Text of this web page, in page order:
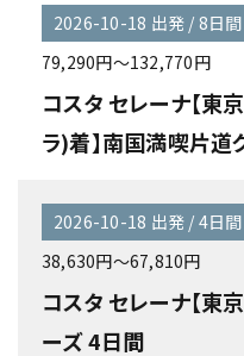
2026-10-18 出発 / 8日間
79,290円～132,770円
コスタ セレーナ【東
ラ)着】南国満喫片道
2026-10-18 出発 / 4日間
38,630円～67,810円
コスタ セレーナ【東
ーズ 4日間